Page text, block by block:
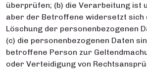
überprüfen; (b) die Verarbeitung ist
aber der Betroffene widersetzt sich
Löschung der personenbezogenen
(c) die personenbezogenen Daten
betroffene Person zur
oder Verteidigung von